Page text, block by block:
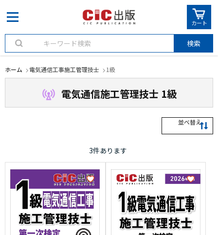
カート
検索
ホーム 電気通信工事施工管理技士 1級
電気通信施工管理技士 1級
並べ替え
3件あります